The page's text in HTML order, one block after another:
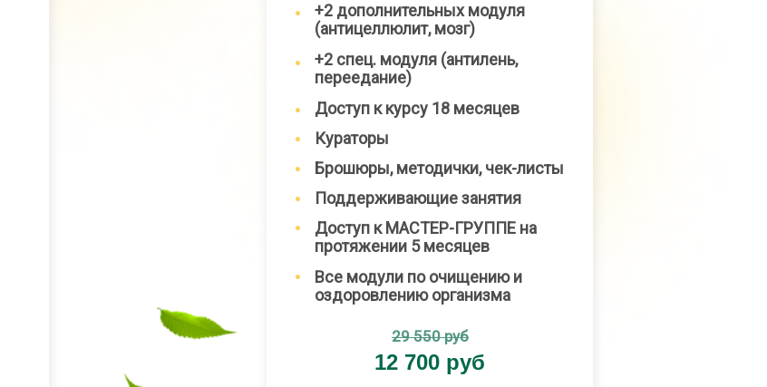
12 700 руб
29 550 руб
+2 дополнительных модуля
(антицеллюлит, мозг)
+2 спец. модуля (антилень,
переедание)
Доступ к курсу 18 месяцев
Кураторы
Поддерживающие занятия
Брошюры, методички, чек-листы
Доступ к МАСТЕР-ГРУППЕ на
протяжении 5 месяцев
Все модули по очищению и
оздоровлению организма